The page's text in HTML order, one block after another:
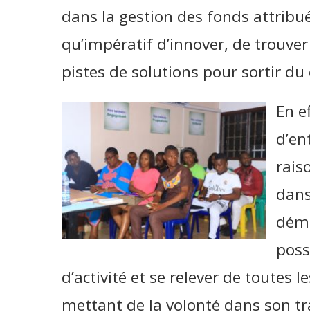
dans la gestion des fonds
qu’impératif d’innover, de
pistes de solutions pour sortir du
En
d’activité et se relever de toutes
mettant de la volonté dans son